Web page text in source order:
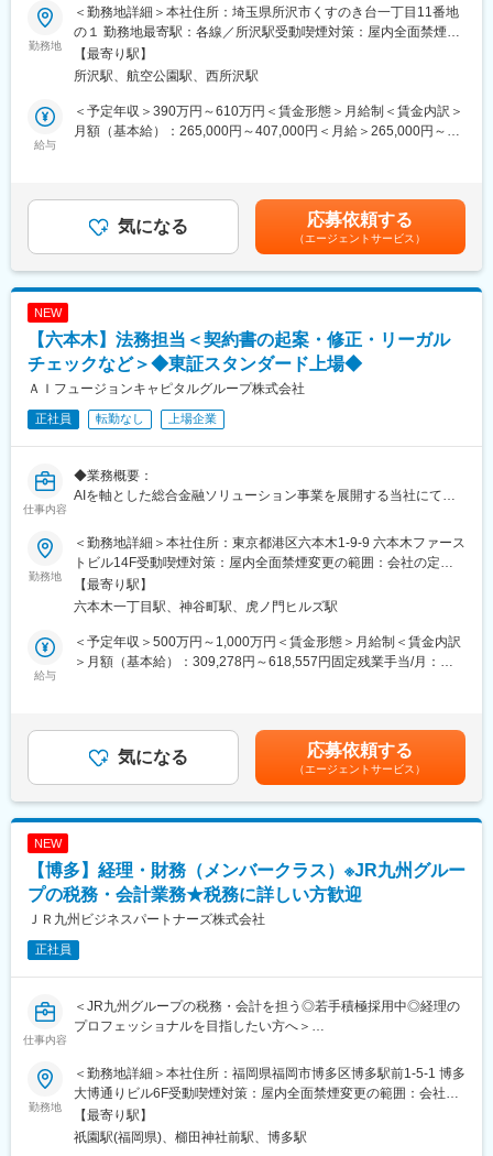
に慣れていただき、1年程度で全ての業務に対応できるよう、計画
的に成長をサポートします。
経験を積めば管理職やリーダーなどのポジションも目指せます。
■魅力
のだけでなく、税制上の知識、確定拠出年金以外の退職金制度な
ど幅広く、給付請求の受付から支給まで全てに携わっているた
●顧客対応により「相手の理解度に話を合わせる」「伝えたい内容
を明確にする」力を身に付けることができます。
て学びやすい職場環境となっています。
完全週休二日制・年休120日以上、残業は少なめ。資格取得支援
や食事補助など福利厚生も充実し、長期的なキャリア形成が可能
です。
■業務概要：
西武グループの給与計算・社会保険・厚生事務業務受託部門実務
担当者。
チームメンバーと協業し、数千人規模を含むグループ22社の給与
計算業務等を実務担当として推進・遂行。
正確な業務遂行だけでなく、よりよいしごとを実現するための業
・給与・賞与計算及び会計処理の実施
・社会保険計算・手続き
■組織構成：
ペイロール＆ベネフィッツ ユニットに配属。40名（20代～60
代）が在籍。
成。
■就業環境：
制活用とフレキシブルに就業がしやすい環境。また当社も西武グ
ループの福利厚生を活用することが可能なため、西武グループ内
の割引や社員食堂等も活用が可能。
当社は西武グループ法人の小規模～大規模法人のコーポレート機
能を担うシェアード企業です。コーポレート業務を集約・共通
また、西武グループは不動産事業、ホテル・レジャー事業、都市
交通・沿線事業、その他（スポーツ事業等）の４つの事業体から
なる地域・社会の発展、環境の保全に貢献する生活総合サービス
勤務地
＜勤務地詳細＞本社住所：埼玉県所沢市くすのき台一丁目11番地
の１ 勤務地最寄駅：各線／所沢駅受動喫煙対策：屋内全面禁煙変
更の範囲：会社の定める事業所（リモートワーク含む）
【最寄り駅】
所沢駅、航空公園駅、西所沢駅
給与
＜予定年収＞390万円～610万円＜賃金形態＞月給制＜賃金内訳＞
月額（基本給）：265,000円～407,000円＜月給＞265,000円～
ります。月給(月額)は固定手当を含めた表記です。
気になる 応募依頼する
（エージェントサービス）
NEW
【六本木】法務担当＜契約書の起案・修正・リーガル
チェックなど＞◆東証スタンダード上場◆
ＡＩフュージョンキャピタルグループ株式会社
正社員 転勤なし 上場企業
仕事内容
◆業務概要：
AIを軸とした総合金融ソリューション事業を展開する当社にて、
まずはリーガルチェックなどの実務を中心にご担当いただき、ご
経験に応じて業務範囲を広げていただきます。
◆業務詳細：
・契約書の起案・修正・リーガルチェック、押印対応（難易度の
高い場合は弁護士相談）
・契約書、規程の作成・修正
対応
・知財に関する弁理士との連携対応
事務所
・立ち上がり：入社後は総務・法務部長の指示のもと、契約書の
リーガルチェックから着手
・全社の平均年齢：30代～40代
【業界の魅力】
AI×総合金融ソリューションという成長領域で、上場企業グループ
の中核を担えます。
【会社の魅力】
勤務地
＜勤務地詳細＞本社住所：東京都港区六本木1-9-9 六本木ファース
トビル14F受動喫煙対策：屋内全面禁煙変更の範囲：会社の定め
る事業所（リモートワーク含む）
【最寄り駅】
六本木一丁目駅、神谷町駅、虎ノ門ヒルズ駅
給与
＜予定年収＞500万円～1,000万円＜賃金形態＞月給制＜賃金内訳
＞月額（基本給）：309,278円～618,557円固定残業手当/月：
ご経験・スキル・前職年収を考慮のうえ、当社規定により決定い
たします。■昇給：年1回■賞与：なし賃金はあくまでも目安の金
額であり、選考を通じて上下する可能性があります。月給(月額)は
固定手当を含めた表記です。
気になる 応募依頼する
（エージェントサービス）
NEW
【博多】経理・財務（メンバークラス）※JR九州グルー
プの税務・会計業務★税務に詳しい方歓迎
ＪＲ九州ビジネスパートナーズ株式会社
正社員
仕事内容
＜JR九州グループの税務・会計を担う◎若手積極採用中◎経理の
プロフェッショナルを目指したい方へ＞
JR九州のグループ会社の税務・会計を代行する業務（財務シェア
ードサービス）を行います。税務については、法人税や消費税、
印紙税等の各種税務相談への対応や四半期決算における法人税、
税効果会計の適用処理などを行います。また、日々の仕訳伝票の
作成から月次・四半期決算、連結決算を行うほか、有価証券報告
勤務地
＜勤務地詳細＞本社住所：福岡県福岡市博多区博多駅前1-5-1 博多
大博通りビル6F受動喫煙対策：屋内全面禁煙変更の範囲：会社の
定める事業所
【最寄り駅】
祇園駅(福岡県)、櫛田神社前駅、博多駅